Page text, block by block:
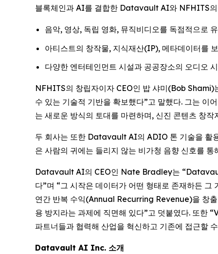
블록체인과 AI를 결합한 Datavault AI와 NFHITS의
음악, 영상, 독립 영화, 뮤직비디오를 독점적으로
아티스트의 창작물, 지식재산(IP), 메타데이터를
다양한 엔터테인먼트 시설과 공공장소의 오디오
NFHITS의 창립자이자 CEO인 밥 샤미(Bob Shami)
수 있는 기술적 기반을 확보했다”고 말했다. 그는 이
는 새로운 방식의 토대를 마련하며, 신진 콘텐츠 창
두 회사는 또한 Datavault AI의 ADIO 톤 기술을 활
은 사람의 귀에는 들리지 않는 비가청 음향 신호를
Datavault AI의 CEO인 Nate Bradley는 “Datavault
다”며 “그 시작은 데이터가 어떤 형태로 존재하든
연간 반복 수익(Annual Recurring Revenue)을 창출
용 방지라는 과제에 직면해 있다”고 덧붙였다. 또한
파트너들과 협력해 산업을 혁신하고 기존에 접근
Datavault AI Inc. 소개